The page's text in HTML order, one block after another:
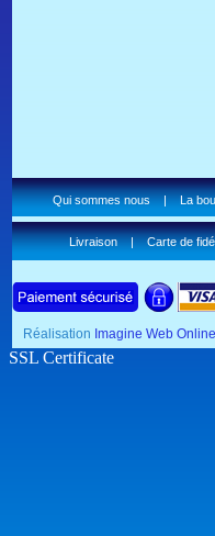
Qui sommes nous|La
Livraison|Carte de
Réalisation Imagine Web Online
SSL Certificate